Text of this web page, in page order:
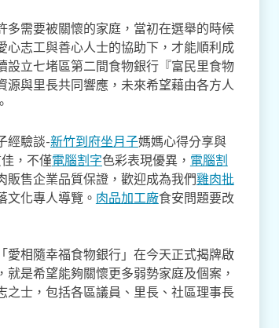
需要被關懷的家庭，當初在選舉的時候
志工與善心人士的協助下，才能順利成
立七堵區第二間食物銀行『富民里食物
與里長共同響應，未來希望藉由各方人
經驗談-新竹到府坐月子媽媽心得分享與
，不僅電腦割字色彩表現優異， 電腦割
販售企業品質保證，歡迎成為我們雞肉批
文化專人導覽。 肉品加工廠食安問題要改
相隨幸福食物銀行」在今天正式揭牌啟
是希望能夠關懷更多弱勢家庭及個案，
士，包括各區議員、里長、社區理事長